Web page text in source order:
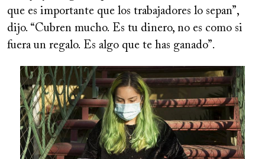
que es importante que los trabajadores lo sepan”,
dijo. “Cubren mucho. Es tu dinero, no es como si
fuera un regalo. Es algo que te has ganado”.
Image